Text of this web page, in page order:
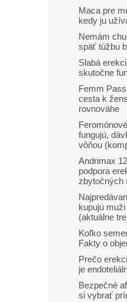
Maca pre
kedy ju
Nemám
späť túžbu
Slabá
skutočne
Femm
cesta k
rovnováhe
fungujú,
vôňou
Andrimax
podpora
zbytočných
kupujú
(aktuálne
Koľko
Fakty o
Prečo
je
Bezpečné
si vybrať